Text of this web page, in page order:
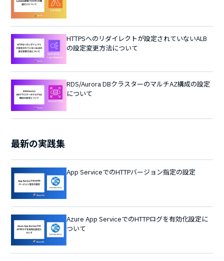
HTTPSへのリダイレクトが設定されていないALB
の設定変更方法について
RDS/Aurora DBクラスターのマルチAZ構成の設定
について
最新の実践集
App ServiceでのHTTPバージョン指定の設定
Azure App ServiceでのHTTPログを有効化設定に
ついて